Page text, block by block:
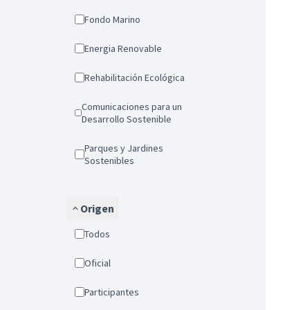
Fondo Marino
Energia Renovable
Rehabilitación Ecológica
Comunicaciones para un
Desarrollo Sostenible
Parques y Jardines
Sostenibles
Origen
Todos
Oficial
Participantes